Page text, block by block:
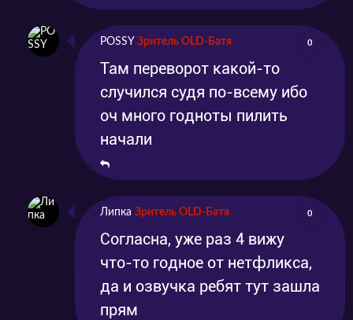
POSSY Зритель OLD-Батя 0
Там переворот какой-то
случился судя по-всему ибо
оч много годноты пилить
начали
Липка Зритель OLD-Батя 0
Согласна, уже раз 4 вижу
что-то годное от нетфликса,
да и озвучка ребят тут зашла
прям